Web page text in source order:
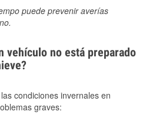
puede prevenir averías
vehículo no está preparado
condiciones invernales en
graves: